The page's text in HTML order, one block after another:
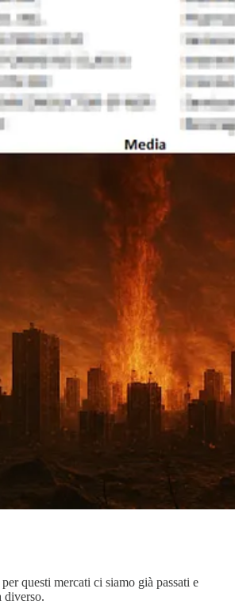
questi mercati ci siamo già passati e
diverso.